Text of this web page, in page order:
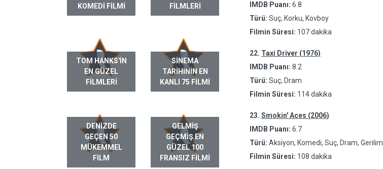
KOMEDI FILMI
FILMLERI
TOM HANKS'IN
EN GÜZEL
FILMLERI
SINEMA
TARIHININ EN
KANLI 75 FILMI
DENIZDE
GEÇEN 50
MÜKEMMEL
FILM
GELMIŞ
GEÇMIŞ EN
GÜZEL 100
FRANSIZ FILMI
IMDB Puanı: 6.8
Türü: Suç, Korku, Kovboy
Filmin Süresi: 107 dakika
22. Taxi Driver (1976)
IMDB Puanı: 8.2
Türü: Suç, Dram
Filmin Süresi: 114 dakika
23. Smokin' Aces (2006)
IMDB Puanı: 6.7
Türü: Aksiyon, Komedi, Suç, Dram, Gerilim
Filmin Süresi: 108 dakika